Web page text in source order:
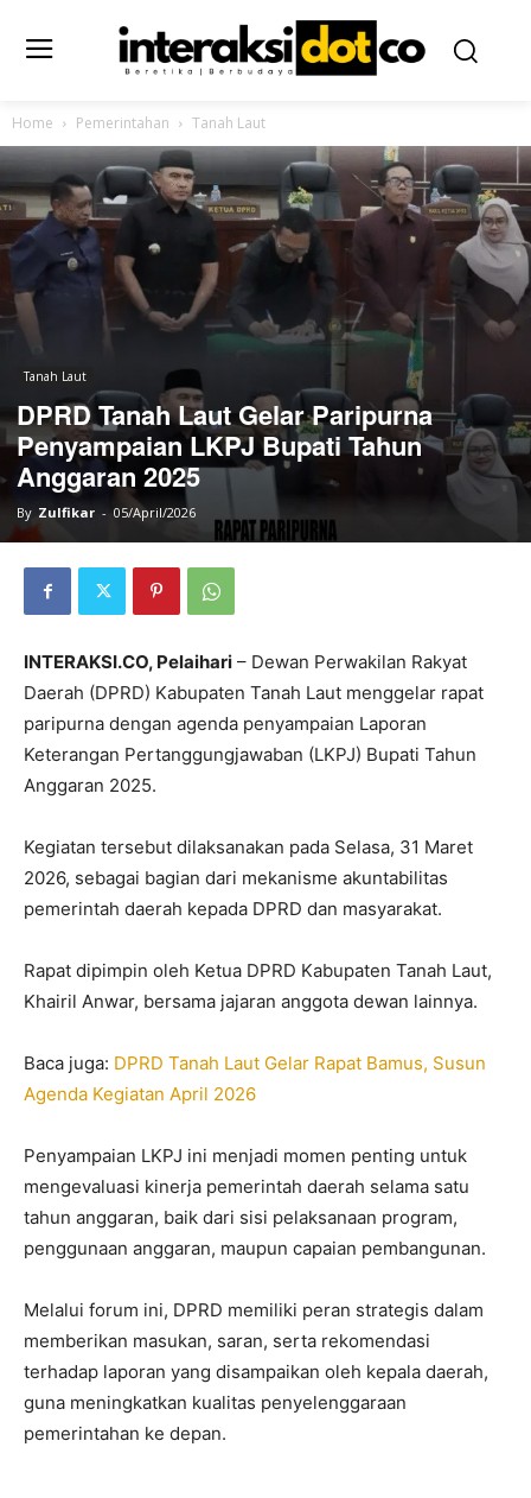
Home Pemerintahan Tanah Laut
Tanah Laut
DPRD Tanah Laut Gelar Paripurna
Penyampaian LKPJ Bupati Tahun
Anggaran 2025
By Zulfikar - 05/April/2026
INTERAKSI.CO, Pelaihari – Dewan Perwakilan Rakyat
Daerah (DPRD) Kabupaten Tanah Laut menggelar rapat
paripurna dengan agenda penyampaian Laporan
Keterangan Pertanggungjawaban (LKPJ) Bupati Tahun
Anggaran 2025.
Kegiatan tersebut dilaksanakan pada Selasa, 31 Maret
2026, sebagai bagian dari mekanisme akuntabilitas
pemerintah daerah kepada DPRD dan masyarakat.
Rapat dipimpin oleh Ketua DPRD Kabupaten Tanah Laut,
Khairil Anwar, bersama jajaran anggota dewan lainnya.
Baca juga: DPRD Tanah Laut Gelar Rapat Bamus, Susun
Agenda Kegiatan April 2026
Penyampaian LKPJ ini menjadi momen penting untuk
mengevaluasi kinerja pemerintah daerah selama satu
tahun anggaran, baik dari sisi pelaksanaan program,
penggunaan anggaran, maupun capaian pembangunan.
Melalui forum ini, DPRD memiliki peran strategis dalam
memberikan masukan, saran, serta rekomendasi
terhadap laporan yang disampaikan oleh kepala daerah,
guna meningkatkan kualitas penyelenggaraan
pemerintahan ke depan.